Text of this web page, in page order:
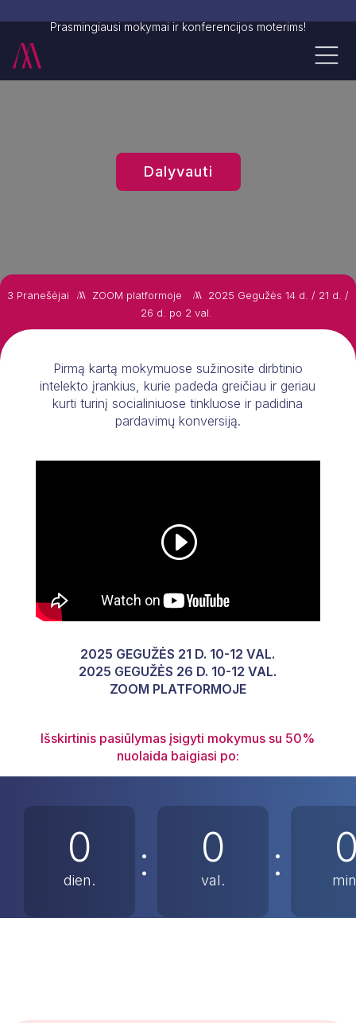
Prasmingiausi mokymai ir konferencijos moterims!
Dalyvauti
3 Pranešėjai ZOOM platformoje
2025 Gegužės 14 d. / 21 d. /
26 d. po 2 val.
Pirmą kartą mokymuose sužinosite dirbtinio
intelekto įrankius, kurie padeda greičiau ir geriau
kurti turinį socialiniuose tinkluose ir padidina
pardavimų konversiją.
2025 GEGUŽĖS 21 D. 10-12 VAL.
2025 GEGUŽĖS 26 D. 10-12 VAL.
ZOOM PLATFORMOJE
Išskirtinis pasiūlymas įsigyti mokymus su 50%
nuolaida baigiasi po:
0
dien. : 0
val. :